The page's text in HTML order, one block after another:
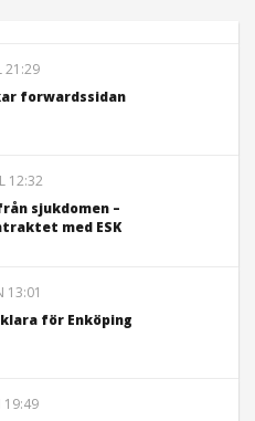
21:29
forwardssidan
12:32
sjukdomen –
med ESK
13:01
för Enköping
19:49